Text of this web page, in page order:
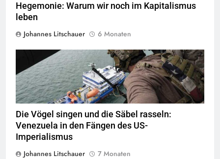
Hegemonie: Warum wir noch im Kapitalismus
leben
Johannes Litschauer
6 Monaten
Staff Sgt Sadie Colbert U S Air Force Joint Task Force Bravo ©
Public Domain
Die Vögel singen und die Säbel rasseln:
Venezuela in den Fängen des US-
Imperialismus
Johannes Litschauer
7 Monaten